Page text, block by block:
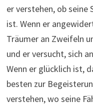
er verstehen, ob
ist. Wenn er
Träumer an Zweifeln
und er versucht, sich
Wenn er glücklich ist,
besten zur
verstehen, wo seine